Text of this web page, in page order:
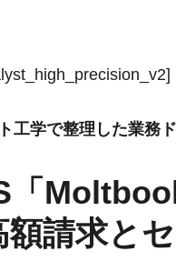
工学で整理した業務ド
「
請求と